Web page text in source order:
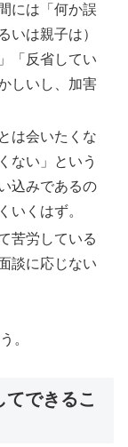
には「何か誤
いは親子は）
「反省してい
しいし、加害
は会いたくな
ない」という
込みであるの
いくはず。
苦労している
談に応じない
。
できるこ